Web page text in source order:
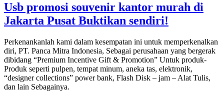
Usb promosi souvenir kantor murah di
Jakarta Pusat Buktikan sendiri!
Perkenankanlah kami dalam kesempatan ini untuk memperkenalkan
diri, PT. Panca Mitra Indonesia, Sebagai perusahaan yang bergerak
dibidang “Premium Incentive Gift & Promotion” Untuk produk-
Produk seperti pulpen, tempat minum, aneka tas, elektronik,
“designer collections” power bank, Flash Disk – jam – Alat Tulis,
dan lain Sebagainya.